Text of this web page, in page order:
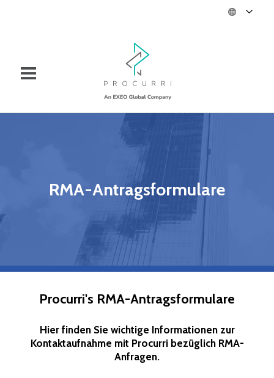
RMA-Antragsformulare
Procurri's RMA-Antragsformulare
Hier finden Sie wichtige Informationen zur
Kontaktaufnahme mit Procurri bezüglich RMA-
Anfragen.